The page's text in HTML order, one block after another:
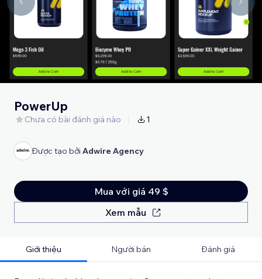
PowerUp
Chưa có bài đánh giá nào 1
Được tạo bởi Adwire Agency
Mua với giá 49 $
Xem mẫu
Giới thiệu Người bán Đánh giá